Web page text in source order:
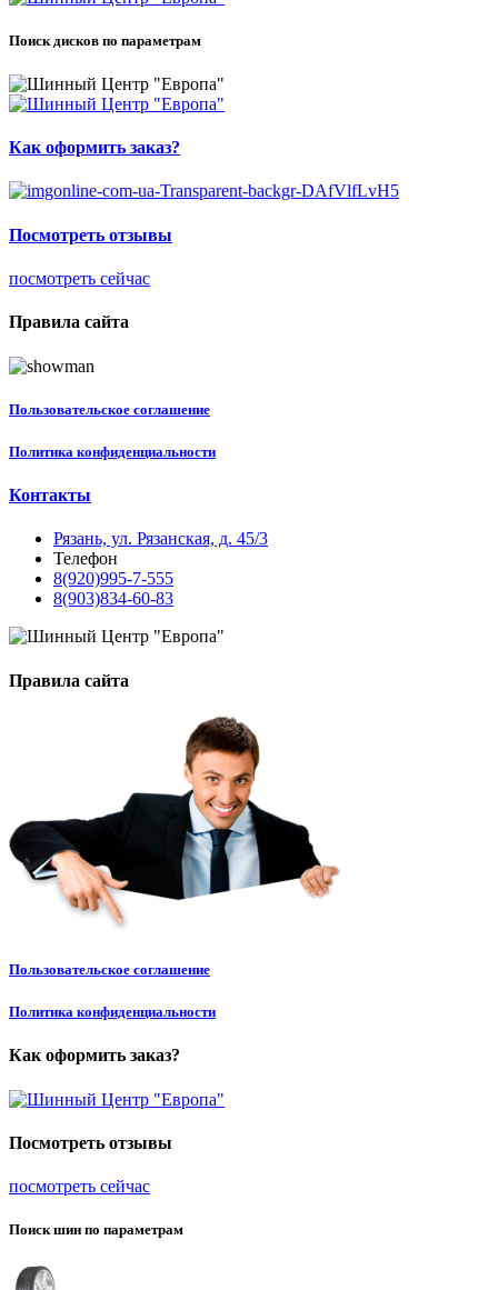
Поиск дисков по параметрам
Как оформить заказ?
Посмотреть отзывы
посмотреть сейчас
Правила сайта
Пользовательское соглашение
Политика конфиденциальности
Контакты
Рязань, ул. Рязанская, д. 45/3
Телефон
8(920)995-7-555
8(903)834-60-83
Правила сайта
Пользовательское соглашение
Политика конфиденциальности
Как оформить заказ?
Посмотреть отзывы
посмотреть сейчас
Поиск шин по параметрам